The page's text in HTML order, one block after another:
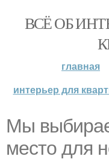
ВСЁ ОБ
главная
интерьер для
Мы
место для